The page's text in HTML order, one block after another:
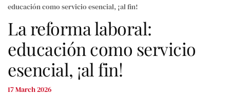
educación como servicio esencial, ¡al fin!
La reforma laboral:
educación como servicio
esencial, ¡al fin!
17 March 2026